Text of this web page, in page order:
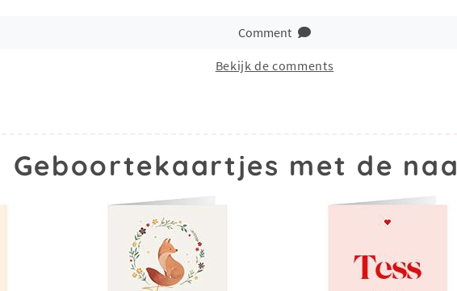
Comment
Bekijk de comments
Geboortekaartjes met de